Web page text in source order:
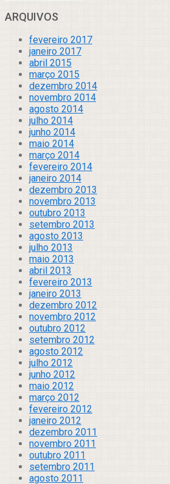
ARQUIVOS
fevereiro 2017
janeiro 2017
abril 2015
março 2015
dezembro 2014
novembro 2014
agosto 2014
julho 2014
junho 2014
maio 2014
março 2014
fevereiro 2014
janeiro 2014
dezembro 2013
novembro 2013
outubro 2013
setembro 2013
agosto 2013
julho 2013
maio 2013
abril 2013
fevereiro 2013
janeiro 2013
dezembro 2012
novembro 2012
outubro 2012
setembro 2012
agosto 2012
julho 2012
junho 2012
maio 2012
março 2012
fevereiro 2012
janeiro 2012
dezembro 2011
novembro 2011
outubro 2011
setembro 2011
agosto 2011